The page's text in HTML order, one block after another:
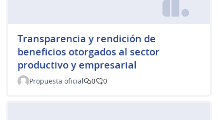
Transparencia y rendición de
beneficios otorgados al sector
productivo y empresarial
Propuesta oficial 0 0